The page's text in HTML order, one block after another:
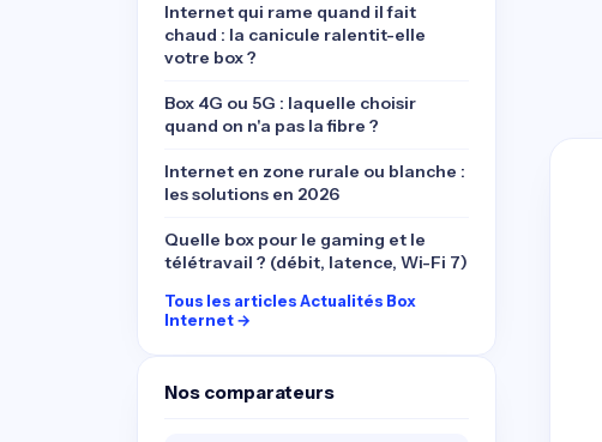
Internet qui rame quand il fait
chaud : la canicule ralentit-elle
votre box ?
Box 4G ou 5G : laquelle choisir
quand on n'a pas la fibre ?
Internet en zone rurale ou blanche :
les solutions en 2026
Quelle box pour le gaming et le
télétravail ? (débit, latence, Wi-Fi 7)
Tous les articles Actualités Box
Internet →
Nos comparateurs